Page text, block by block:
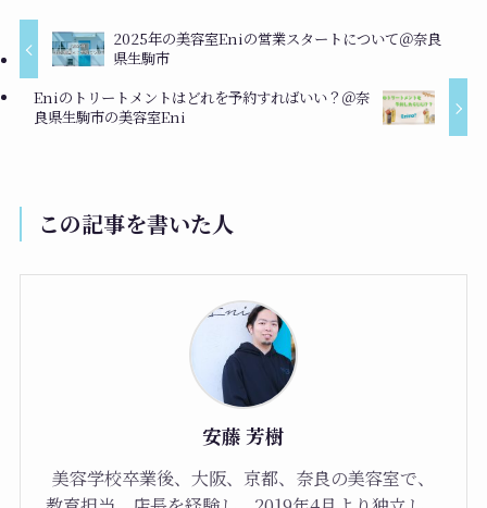
2025年の美容室Eniの営業スタートについて＠奈良
県生駒市
Eniのトリートメントはどれを予約すればいい？＠奈
良県生駒市の美容室Eni
この記事を書いた人
安藤 芳樹
美容学校卒業後、大阪、京都、奈良の美容室で、